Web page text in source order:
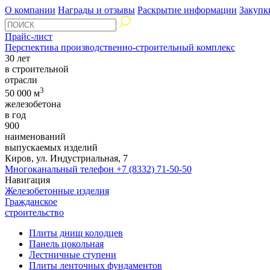
О компании Награды и отзывы Раскрытие информации
Прайс-лист
Перспектива производственно-строительный комплекс
30 лет
в строительной
отрасли
50 000 м3
железобетона
в год
900
наименований
выпускаемых изделий
Киров, ул. Индустриальная, 7
Многоканальный телефон +7 (8332) 71-50-50
Навигация
Железобетонные изделия
Гражданское
строительство
Плиты днищ колодцев
Панель цокольная
Лестничные ступени
Плиты ленточных фундаментов